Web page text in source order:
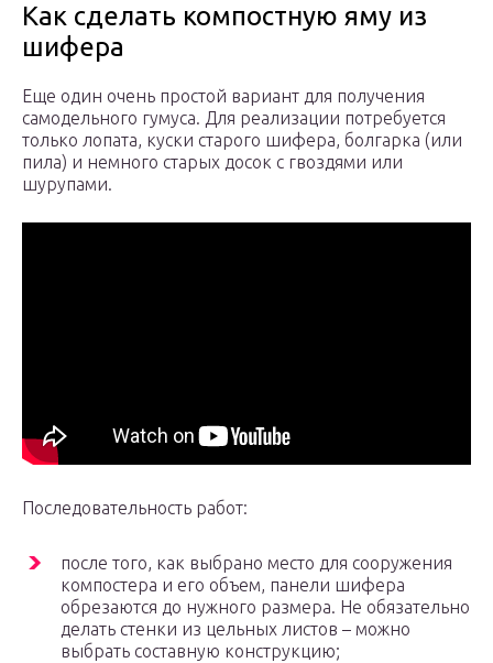
Как сделать компостную яму из
шифера
Еще один очень простой вариант для получения
самодельного гумуса. Для реализации потребуется
только лопата, куски старого шифера, болгарка (или
пила) и немного старых досок с гвоздями или
шурупами.
Последовательность работ:
после того, как выбрано место для сооружения
компостера и его объем, панели шифера
обрезаются до нужного размера. Не обязательно
делать стенки из цельных листов – можно
выбрать составную конструкцию;